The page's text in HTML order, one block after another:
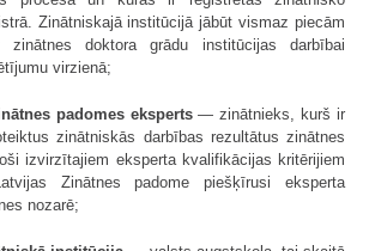
Zinātniskajā institūcijā jābūt vismaz piecām
zinātnes doktora grādu institūcijas darbībai
virzienā;
padomes eksperts— zinātnieks, kurš ir
zinātniskās darbības rezultātus zinātnes
izvirzītajiem eksperta kvalifikācijas kritērijiem
Zinātnes padome piešķīrusi eksperta
nozarē;